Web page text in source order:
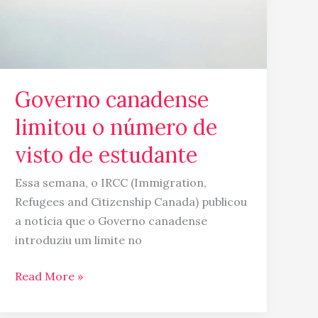
Governo canadense
limitou o número de
visto de estudante
Essa semana, o IRCC (Immigration,
Refugees and Citizenship Canada) publicou
a notícia que o Governo canadense
introduziu um limite no
Read More »